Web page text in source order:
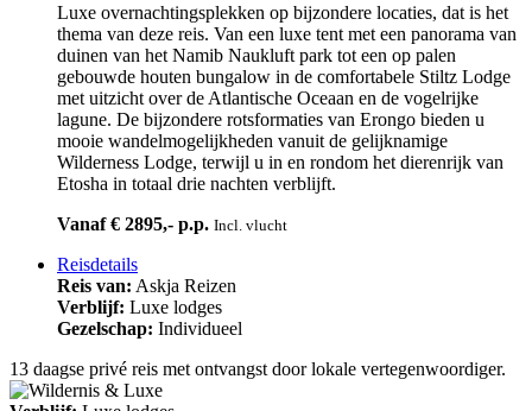
Luxe overnachtingsplekken op bijzondere locaties, dat is het
thema van deze reis. Van een luxe tent met een panorama van
duinen van het Namib Naukluft park tot een op palen
gebouwde houten bungalow in de comfortabele Stiltz Lodge
met uitzicht over de Atlantische Oceaan en de vogelrijke
lagune. De bijzondere rotsformaties van Erongo bieden u
mooie wandelmogelijkheden vanuit de gelijknamige
Wilderness Lodge, terwijl u in en rondom het dierenrijk van
Etosha in totaal drie nachten verblijft.
Vanaf € 2895,- p.p. Incl. vlucht
Reisdetails
Reis van: Askja Reizen
Verblijf: Luxe lodges
Gezelschap: Individueel
13 daagse privé reis met ontvangst door lokale vertegenwoordiger.